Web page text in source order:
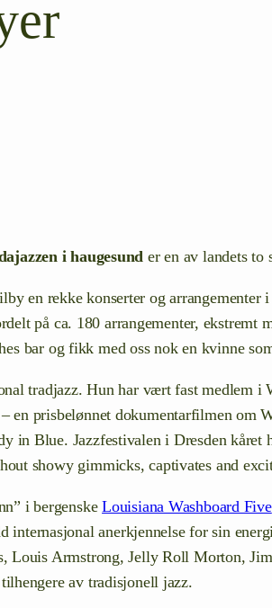
i haugesund er en av landets
en rekke konserter og
på ca. 180 arrangementer,
bar og fikk med oss nok en kvinne
tradjazz. Hun har vært fast medlem i
en prisbelønnet dokumentarfilmen om
in Blue. Jazzfestivalen i Dresden
showy gimmicks, captivates and
i bergenskeLouisiana Washboard Five
internasjonal anerkjennelse for sin
Armstrong, Jelly Roll Morton,
av tradisjonell jazz.